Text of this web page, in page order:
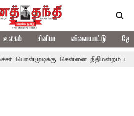
உலகம் சினிமா விளையாட்டு
சென்னை நீதிமன்றம் பிடிவாராண்ட்